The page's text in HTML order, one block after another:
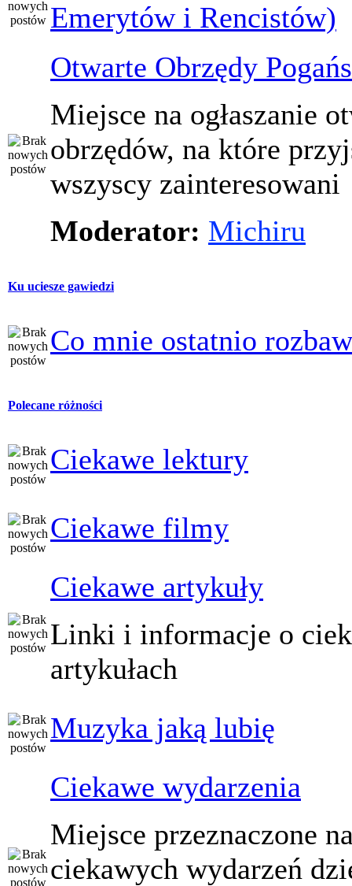
Emerytów i Rencistów)
Otwarte Obrzędy
Miejsce na ogłaszanie
obrzędów, na które
wszyscy zainteresowani
Moderator: Michiru
Ku uciesze gawiedzi
Co mnie ostatnio
Polecane różności
Ciekawe lektury
Ciekawe filmy
Ciekawe artykuły
Linki i informacje o
artykułach
Muzyka jaką lubię
Ciekawe wydarzenia
Miejsce przeznaczone
ciekawych wydarzeń